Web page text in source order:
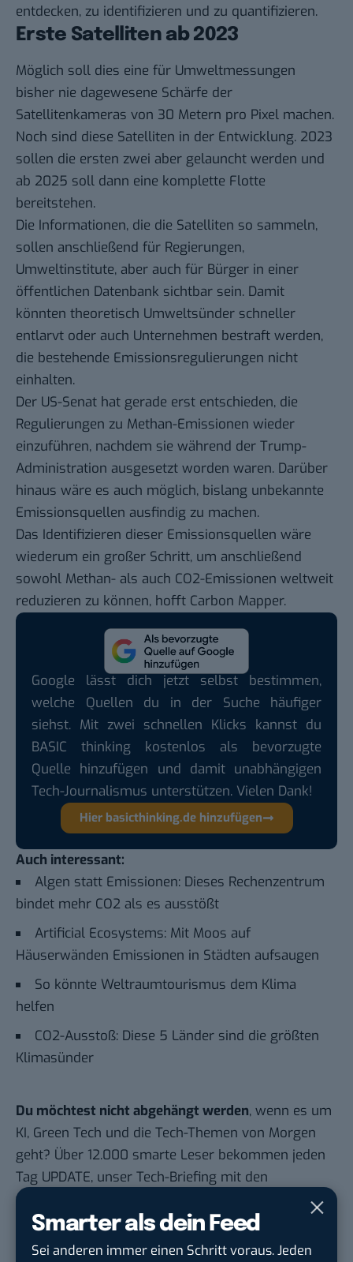
Smarter als dein Feed
Sei anderen immer einen Schritt voraus. Jeden
entdecken, zu identifizieren und zu quantifizieren.
Erste Satelliten ab 2023
Möglich soll dies eine für Umweltmessungen
bisher nie dagewesene Schärfe der
Satellitenkameras von 30 Metern pro Pixel machen.
Noch sind diese Satelliten in der Entwicklung. 2023
sollen die ersten zwei aber gelauncht werden und
ab 2025 soll dann eine komplette Flotte
bereitstehen.
Die Informationen, die die Satelliten so sammeln,
sollen anschließend für Regierungen,
Umweltinstitute, aber auch für Bürger in einer
öffentlichen Datenbank sichtbar sein. Damit
könnten theoretisch Umweltsünder schneller
entlarvt oder auch Unternehmen bestraft werden,
die bestehende Emissionsregulierungen nicht
einhalten.
Der US-Senat hat gerade erst entschieden, die
Regulierungen zu Methan-Emissionen wieder
einzuführen, nachdem sie während der Trump-
Administration ausgesetzt worden waren. Darüber
hinaus wäre es auch möglich, bislang unbekannte
Emissionsquellen ausfindig zu machen.
Das Identifizieren dieser Emissionsquellen wäre
wiederum ein großer Schritt, um anschließend
sowohl Methan- als auch CO2-Emissionen weltweit
reduzieren zu können, hofft Carbon Mapper.
Google lässt dich jetzt selbst bestimmen,
welche Quellen du in der Suche häufiger
siehst. Mit zwei schnellen Klicks kannst du
BASIC thinking kostenlos als bevorzugte
Quelle hinzufügen und damit unabhängigen
Tech-Journalismus unterstützen. Vielen Dank!
Hier basicthinking.de hinzufügen
Auch interessant:
Algen statt Emissionen: Dieses Rechenzentrum
bindet mehr CO2 als es ausstößt
Artificial Ecosystems: Mit Moos auf
Häuserwänden Emissionen in Städten aufsaugen
So könnte Weltraumtourismus dem Klima
helfen
CO2-Ausstoß: Diese 5 Länder sind die größten
Klimasünder
Du möchtest nicht abgehängt werden, wenn es um
KI, Green Tech und die Tech-Themen von Morgen
geht? Über 12.000 smarte Leser bekommen jeden
Tag UPDATE, unser Tech-Briefing mit den
wichtigsten News des Tages – und sichern sich
damit ihren Vorsprung.Hier kannst du dich
kostenlos anmelden.